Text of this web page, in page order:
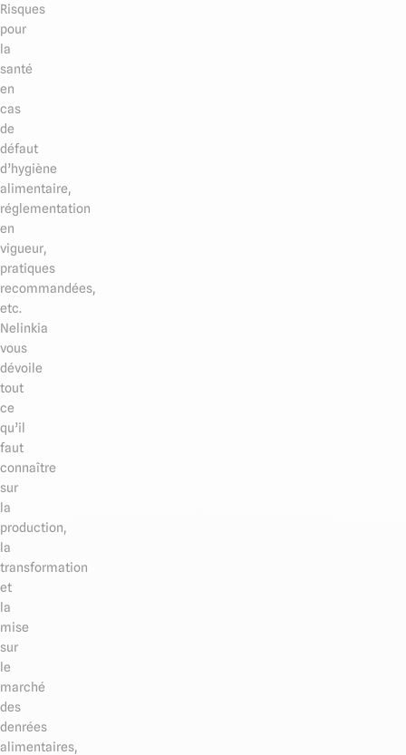
Risques
pour
la
santé
en
cas
de
défaut
d’hygiène
alimentaire,
réglementation
en
vigueur,
pratiques
recommandées,
etc.
Nelinkia
vous
dévoile
tout
ce
qu’il
faut
connaître
sur
la
production,
la
transformation
et
la
mise
sur
le
marché
des
denrées
alimentaires,